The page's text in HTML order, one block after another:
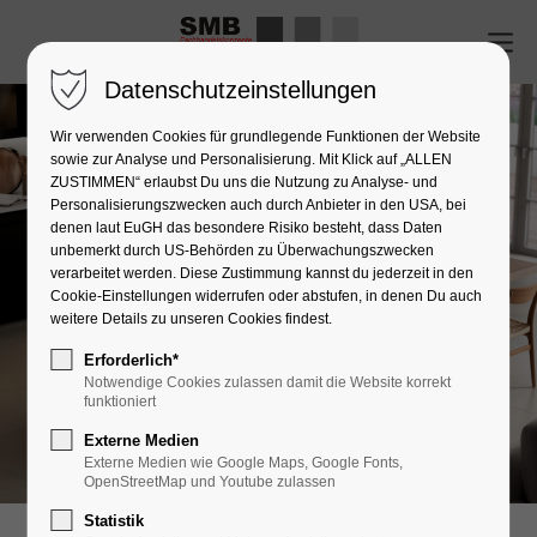
Datenschutzeinstellungen
Wir verwenden Cookies für grundlegende Funktionen der Website
sowie zur Analyse und Personalisierung. Mit Klick auf „ALLEN
ZUSTIMMEN“ erlaubst Du uns die Nutzung zu Analyse- und
Personalisierungszwecken auch durch Anbieter in den USA, bei
denen laut EuGH das besondere Risiko besteht, dass Daten
unbemerkt durch US-Behörden zu Überwachungszwecken
verarbeitet werden. Diese Zustimmung kannst du jederzeit in den
Cookie-Einstellungen widerrufen oder abstufen, in denen Du auch
weitere Details zu unseren Cookies findest.
Erforderlich*
Notwendige Cookies zulassen damit die Website korrekt
funktioniert
Externe Medien
Externe Medien wie Google Maps, Google Fonts,
OpenStreetMap und Youtube zulassen
Statistik